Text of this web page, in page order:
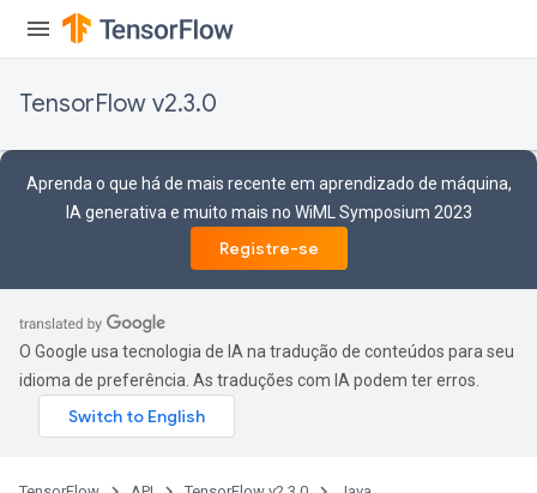
TensorFlow v2.3.0
Aprenda o que há de mais recente em aprendizado de máquina,
IA generativa e muito mais no WiML Symposium 2023
Registre-se
O Google usa tecnologia de IA na tradução de conteúdos para seu
idioma de preferência. As traduções com IA podem ter erros.